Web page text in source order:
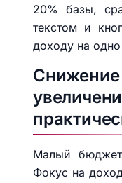
20% базы,
текстом и
доходу на
Снижение
Малый
Фокус на